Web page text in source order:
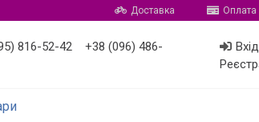
Доставка Оплата
816-52-42
+38 (096) 486-